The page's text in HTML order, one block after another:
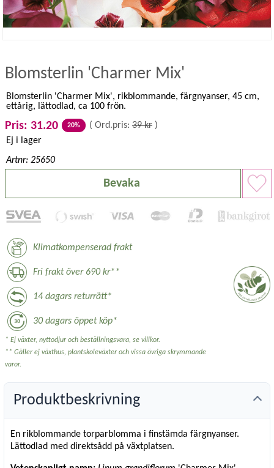
Blomsterlin 'Charmer Mix'
Blomsterlin 'Charmer Mix', rikblommande, färgnyanser, 45 cm,
ettårig, lättodlad, ca 100 frön.
Pris: 31.20 20% ( Ord.pris: 39 kr )
Ej i lager
Artnr: 25650
Bevaka
Klimatkompenserad frakt
Fri frakt över 690 kr**
14 dagars returrätt*
30 dagars öppet köp*
* Ej växter, nyttodjur och beställningsvara, se villkor.
** Gäller ej växthus, plantskoleväxter och vissa övriga skrymmande
varor.
Produktbeskrivning
En rikblommande torparblomma i finstämda färgnyanser.
Lättodlad med direktsådd på växtplatsen.